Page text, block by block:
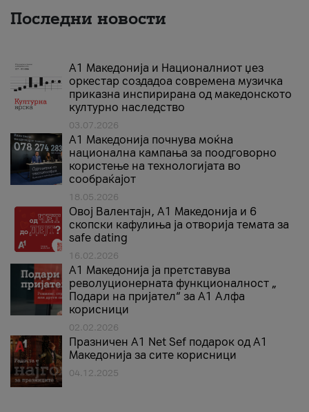
Последни новости
А1 Македонија и Националниот џез
оркестар создадоа современа музичка
приказна инспирирана од македонското
културно наследство
03.07.2026
A1 Македонија почнува моќна
национална кампања за поодговорно
користење на технологијата во
сообраќајот
18.05.2026
Овој Валентајн, A1 Македонија и 6
скопски кафулиња ја отворија темата за
safe dating
16.02.2026
А1 Македонија ја претставува
револуционерната функционалност „
Подари на пријател“ за А1 Алфа
корисници
02.02.2026
Празничен A1 Net Sеf подарок од А1
Македонија за сите корисници
04.12.2025